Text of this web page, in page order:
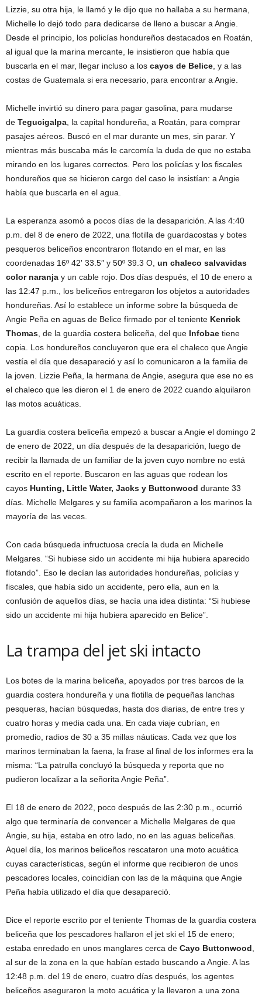
Lizzie, su otra hija, le llamó y le dijo que no hallaba a su hermana,
Michelle lo dejó todo para dedicarse de lleno a buscar a Angie.
Desde el principio, los policías hondureños destacados en Roatán,
al igual que la marina mercante, le insistieron que había que
buscarla en el mar, llegar incluso a los cayos de Belice , y a las
costas de Guatemala si era necesario, para encontrar a Angie.
Michelle invirtió su dinero para pagar gasolina, para mudarse
de Tegucigalpa , la capital hondureña, a Roatán, para comprar
pasajes aéreos. Buscó en el mar durante un mes, sin parar. Y
mientras más buscaba más le carcomía la duda de que no estaba
mirando en los lugares correctos. Pero los policías y los fiscales
hondureños que se hicieron cargo del caso le insistían: a Angie
había que buscarla en el agua.
La esperanza asomó a pocos días de la desaparición. A las 4:40
p.m. del 8 de enero de 2022, una flotilla de guardacostas y botes
pesqueros beliceños encontraron flotando en el mar, en las
coordenadas 16º 42′ 33.5″ y 50º 39.3 O, un chaleco salvavidas
color naranja y un cable rojo. Dos días después, el 10 de enero a
las 12:47 p.m., los beliceños entregaron los objetos a autoridades
hondureñas. Así lo establece un informe sobre la búsqueda de
Angie Peña en aguas de Belice firmado por el teniente Kenrick
Thomas , de la guardia costera beliceña, del que Infobae tiene
copia. Los hondureños concluyeron que era el chaleco que Angie
vestía el día que desapareció y así lo comunicaron a la familia de
la joven. Lizzie Peña, la hermana de Angie, asegura que ese no es
el chaleco que les dieron el 1 de enero de 2022 cuando alquilaron
las motos acuáticas.
La guardia costera beliceña empezó a buscar a Angie el domingo 2
de enero de 2022, un día después de la desaparición, luego de
recibir la llamada de un familiar de la joven cuyo nombre no está
escrito en el reporte. Buscaron en las aguas que rodean los
cayos Hunting, Little Water, Jacks y Buttonwood durante 33
días. Michelle Melgares y su familia acompañaron a los marinos la
mayoría de las veces.
Con cada búsqueda infructuosa crecía la duda en Michelle
Melgares. “Si hubiese sido un accidente mi hija hubiera aparecido
flotando”. Eso le decían las autoridades hondureñas, policías y
fiscales, que había sido un accidente, pero ella, aun en la
confusión de aquellos días, se hacía una idea distinta: “Si hubiese
sido un accidente mi hija hubiera aparecido en Belice”.
La trampa del jet ski intacto
Los botes de la marina beliceña, apoyados por tres barcos de la
guardia costera hondureña y una flotilla de pequeñas lanchas
pesqueras, hacían búsquedas, hasta dos diarias, de entre tres y
cuatro horas y media cada una. En cada viaje cubrían, en
promedio, radios de 30 a 35 millas náuticas. Cada vez que los
marinos terminaban la faena, la frase al final de los informes era la
misma: “La patrulla concluyó la búsqueda y reporta que no
pudieron localizar a la señorita Angie Peña”.
El 18 de enero de 2022, poco después de las 2:30 p.m., ocurrió
algo que terminaría de convencer a Michelle Melgares de que
Angie, su hija, estaba en otro lado, no en las aguas beliceñas.
Aquel día, los marinos beliceños rescataron una moto acuática
cuyas características, según el informe que recibieron de unos
pescadores locales, coincidían con las de la máquina que Angie
Peña había utilizado el día que desapareció.
Dice el reporte escrito por el teniente Thomas de la guardia costera
beliceña que los pescadores hallaron el jet ski el 15 de enero;
estaba enredado en unos manglares cerca de Cayo Buttonwood
al sur de la zona en la que habían estado buscando a Angie. A las
12:48 p.m. del 19 de enero, cuatro días después, los agentes
beliceños aseguraron la moto acuática y la llevaron a una zona